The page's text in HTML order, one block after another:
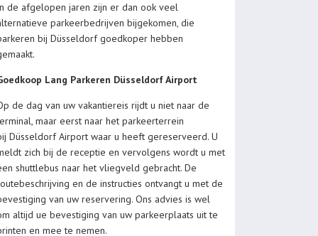
de afgelopen jaren zijn er dan ook veel
parkeerbedrijven bijgekomen, die
bij Düsseldorf goedkoper hebben
Lang Parkeren Düsseldorf Airport
de dag van uw vakantiereis rijdt u niet naar de
maar eerst naar het parkeerterrein
Düsseldorf Airport waar u heeft gereserveerd. U
zich bij de receptie en vervolgens wordt u met
shuttlebus naar het vliegveld gebracht. De
en de instructies ontvangt u met de
van uw reservering. Ons advies is wel
altijd ue bevestiging van uw parkeerplaats uit te
en mee te nemen.